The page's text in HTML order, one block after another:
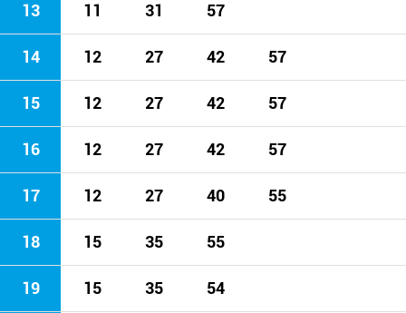
13 11 31 57
14 12 27 42 57
15 12 27 42 57
16 12 27 42 57
17 12 27 40 55
18 15 35 55
19 15 35 54